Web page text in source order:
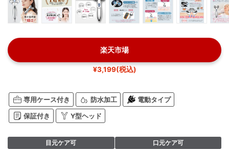
楽天市場
¥3,199(税込)
専用ケース付き 防水加工 電動タイプ
保証付き Y型ヘッド
目元ケア可 口元ケア可